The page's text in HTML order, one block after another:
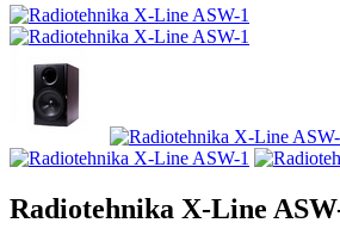
Radiotehnika X-Line